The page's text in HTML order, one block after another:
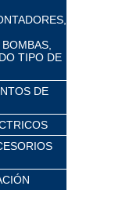
TIPO DE
DE